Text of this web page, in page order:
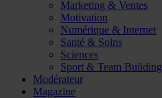
Marketing & Ventes
Motivation
Numérique & Internet
Santé & Soins
Sciences
Sport & Team Building
Modérateur
Magazine